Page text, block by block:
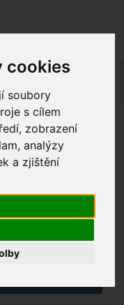
cookies
soubory
s cílem
zobrazení
analýzy
a zjištění
obchod v
nelze vyřídit.